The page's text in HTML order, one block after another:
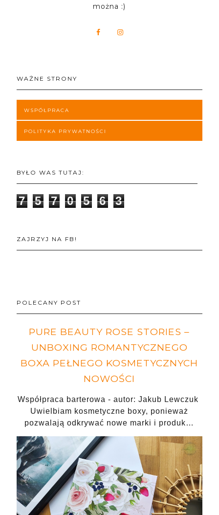
można :)
WAŻNE STRONY
WSPÓŁPRACA
POLITYKA PRYWATNOŚCI
BYŁO WAS TUTAJ:
7 5 7 0 5 6 3
ZAJRZYJ NA FB!
POLECANY POST
PURE BEAUTY ROSE STORIES –
UNBOXING ROMANTYCZNEGO
BOXA PEŁNEGO KOSMETYCZNYCH
NOWOŚCI
Współpraca barterowa - autor: Jakub Lewczuk
Uwielbiam kosmetyczne boxy, ponieważ
pozwalają odkrywać nowe marki i produk…